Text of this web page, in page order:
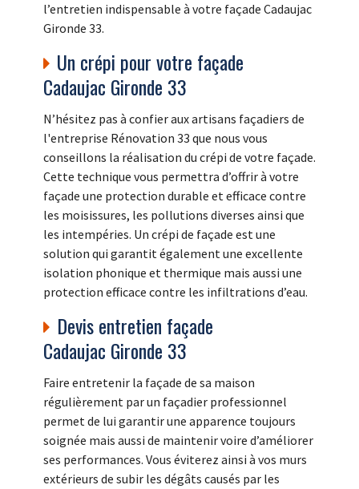
l’entretien indispensable à votre façade Cadaujac
Gironde 33.
Un crépi pour votre façade
Cadaujac Gironde 33
N’hésitez pas à confier aux artisans façadiers de
l'entreprise Rénovation 33 que nous vous
conseillons la réalisation du crépi de votre façade.
Cette technique vous permettra d’offrir à votre
façade une protection durable et efficace contre
les moisissures, les pollutions diverses ainsi que
les intempéries. Un crépi de façade est une
solution qui garantit également une excellente
isolation phonique et thermique mais aussi une
protection efficace contre les infiltrations d’eau.
Devis entretien façade
Cadaujac Gironde 33
Faire entretenir la façade de sa maison
régulièrement par un façadier professionnel
permet de lui garantir une apparence toujours
soignée mais aussi de maintenir voire d’améliorer
ses performances. Vous éviterez ainsi à vos murs
extérieurs de subir les dégâts causés par les